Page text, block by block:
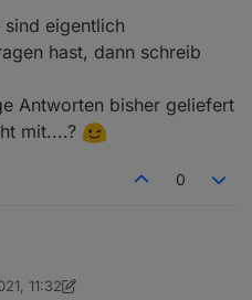
eigentlich
hast, dann schreib
Antworten bisher geliefert
mit....?
0
sind eigentlich
11:32